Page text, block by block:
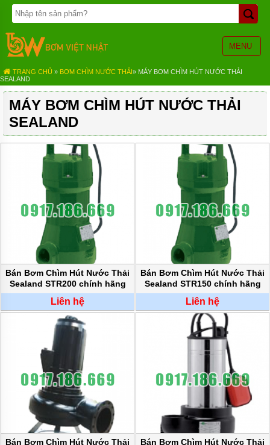
MENU
TRANG
CHỦ
BƠM
BÁNH
BƠM
HÓA
CHẤT
BƠM
MÀNG
KHÍ
BƠM
MÁY
BƠM
HÚT
TRỤC
THỰC
TRANG CHỦ » BƠM CHÌM NƯỚC THẢI» MÁY BƠM CHÌM HÚT NƯỚC THẢI
SEALAND
MÁY BƠM CHÌM HÚT NƯỚC THẢI
SEALAND
Bán Bơm Chìm Hút Nước Thải
Sealand STR200 chính hãng
Liên hệ
Bán Bơm Chìm Hút Nước Thải
Sealand STR150 chính hãng
Liên hệ
Bán Bơm Chìm Hút Nước Thải
Bán Bơm Chìm Hút Nước Thải